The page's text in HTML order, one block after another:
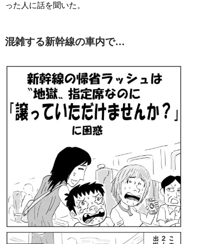
った人に話を聞いた。
混雑する新幹線の車内で…